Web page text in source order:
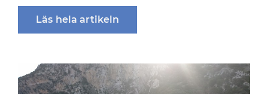
Läs hela artikeln